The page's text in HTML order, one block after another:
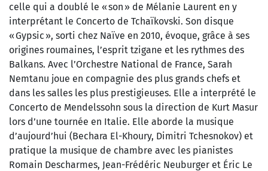
celle qui a doublé le « son » de Mélanie Laurent en y
interprétant le Concerto de Tchaïkovski. Son disque
« Gypsic », sorti chez Naïve en 2010, évoque, grâce à ses
origines roumaines, l’esprit tzigane et les rythmes des
Balkans. Avec l’Orchestre National de France, Sarah
Nemtanu joue en compagnie des plus grands chefs et
dans les salles les plus prestigieuses. Elle a interprété le
Concerto de Mendelssohn sous la direction de Kurt Masur
lors d’une tournée en Italie. Elle aborde la musique
d’aujourd’hui (Bechara El-Khoury, Dimitri Tchesnokov) et
pratique la musique de chambre avec les pianistes
Romain Descharmes, Jean-Frédéric Neuburger et Éric Le